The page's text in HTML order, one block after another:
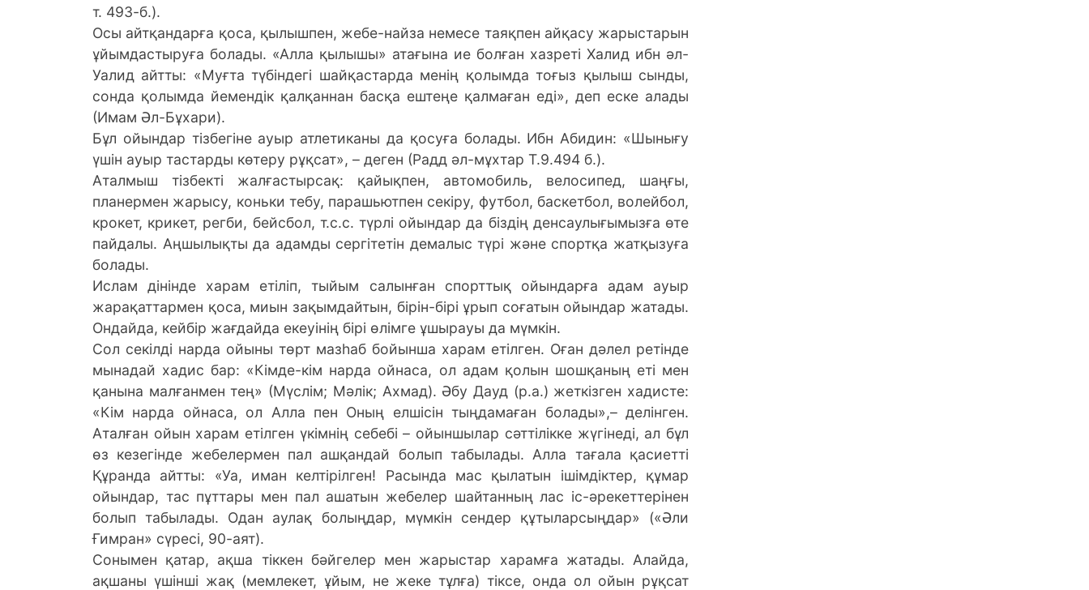
т. 493-б.).
Осы айтқандарға қоса, қылышпен, жебе-найза немесе таяқпен айқасу жарыстарын
ұйымдастыруға болады. «Алла қылышы» атағына ие болған хазреті Халид ибн әл-
Уалид айтты: «Муғта түбіндегі шайқастарда менің қолымда тоғыз қылыш сынды,
сонда қолымда йемендік қалқаннан басқа ештеңе қалмаған еді», деп еске алады
(Имам Әл-Бұхари).
Бұл ойындар тізбегіне ауыр атлетиканы да қосуға болады. Ибн Абидин: «Шынығу
үшін ауыр тастарды көтеру рұқсат», – деген (Радд әл-мұхтар Т.9.494 б.).
Аталмыш тізбекті жалғастырсақ: қайықпен, автомобиль, велосипед, шаңғы,
планермен жарысу, коньки тебу, парашьютпен секіру, футбол, баскетбол, волейбол,
крокет, крикет, регби, бейсбол, т.с.с. түрлі ойындар да біздің денсаулығымызға өте
пайдалы. Аңшылықты да адамды сергітетін демалыс түрі және спортқа жатқызуға
болады.
Ислам дінінде харам етіліп, тыйым салынған спорттық ойындарға адам ауыр
жарақаттармен қоса, миын зақымдайтын, бірін-бірі ұрып соғатын ойындар жатады.
Ондайда, кейбір жағдайда екеуінің бірі өлімге ұшырауы да мүмкін.
Сол секілді нарда ойыны төрт мазһаб бойынша харам етілген. Оған дәлел ретінде
мынадай хадис бар: «Кімде-кім нарда ойнаса, ол адам қолын шошқаның еті мен
қанына малғанмен тең» (Мүслім; Мәлік; Ахмад). Әбу Дауд (р.а.) жеткізген хадисте:
«Кім нарда ойнаса, ол Алла пен Оның елшісін тыңдамаған болады»,– делінген.
Аталған ойын харам етілген үкімнің себебі – ойыншылар сәттілікке жүгінеді, ал бұл
өз кезегінде жебелермен пал ашқандай болып табылады. Алла тағала қасиетті
Құранда айтты: «Уа, иман келтірілген! Расында мас қылатын ішімдіктер, құмар
ойындар, тас пұттары мен пал ашатын жебелер шайтанның лас іс-әрекеттерінен
болып табылады. Одан аулақ болыңдар, мүмкін сендер құтыларсыңдар» («Әли
Ғимран» сүресі, 90-аят).
Сонымен қатар, ақша тіккен бәйгелер мен жарыстар харамға жатады. Алайда,
ақшаны үшінші жақ (мемлекет, ұйым, не жеке тұлға) тіксе, онда ол ойын рұқсат